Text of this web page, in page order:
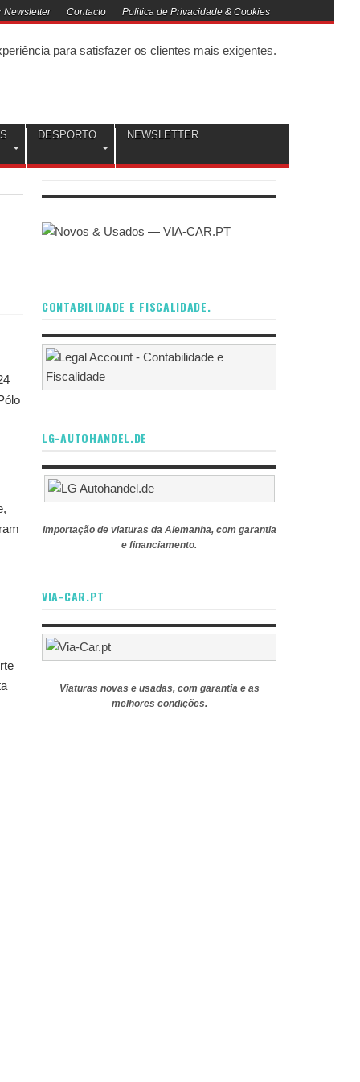
Newsletter Contacto Politica de Privacidade & Cookies
DESPORTO NEWSLETTER
CONTABILIDADE E FISCALIDADE.
LG-AUTOHANDEL.DE
Importação de viaturas da Alemanha, com garantia
e financiamento.
VIA-CAR.PT
Viaturas novas e usadas, com garantia e as
melhores condições.